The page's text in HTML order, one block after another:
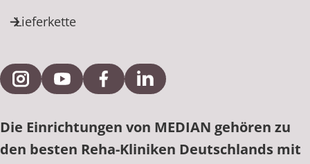
Lieferkette
Externe Verlinkung zu Instagram
Externe Verlinkung zu YouTube
Externe Verlinkung zu Facebook
Externe Verlinkung zu
Die Einrichtungen von MEDIAN gehören zu
den besten Reha-Kliniken Deutschlands mit